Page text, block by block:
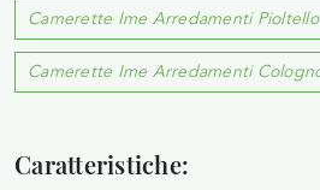
Camerette Ime Arredamenti Pioltello
Camerette Ime Arredamenti
Caratteristiche: